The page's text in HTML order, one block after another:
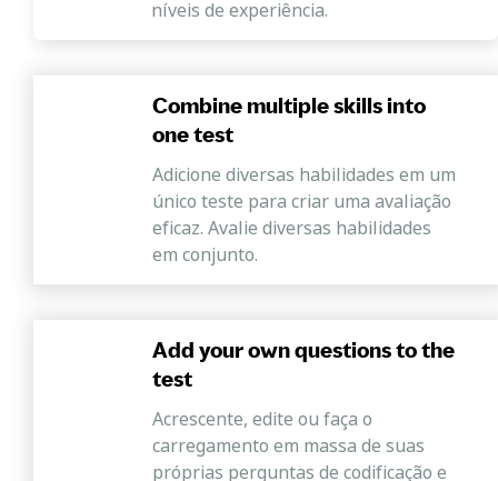
níveis de experiência.
Combine multiple skills into
one test
Adicione diversas habilidades em um
único teste para criar uma avaliação
eficaz. Avalie diversas habilidades
em conjunto.
Add your own questions to the
test
Acrescente, edite ou faça o
carregamento em massa de suas
próprias perguntas de codificação e